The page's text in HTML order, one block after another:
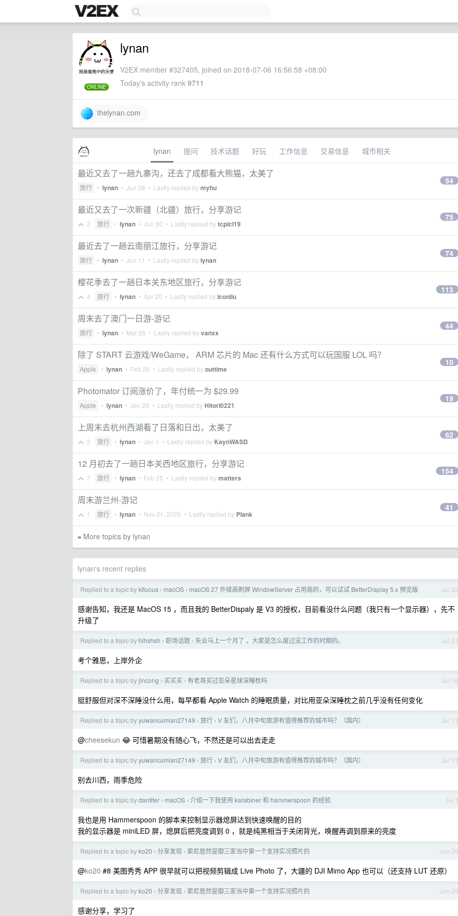
ONLINE
lynan
V2EX member #327405, joined on 2018-07-06 16:56:58 +08:00
Today's activity rank 9711
thelynan.com
lynan 提问 技术话题 好玩 工作信息 交易信息 城市相关
最近又去了一趟九寨沟，还去了成都看大熊猫，太美了
旅行 • lynan • Jun 28 • Lastly replied bymyhu
54
最近又去了一次新疆（北疆）旅行，分享游记
2 旅行 • lynan • Jun 30 • Lastly replied bytcpicl19
75
最近去了一趟云南丽江旅行，分享游记
旅行 • lynan • Jun 11 • Lastly replied bylynan
74
樱花季去了一趟日本关东地区旅行，分享游记
4 旅行 • lynan • Apr 20 • Lastly replied byiconliu
113
周末去了澳门一日游-游记
旅行 • lynan • Mar 26 • Lastly replied byvanxx
44
除了 START 云游戏/WeGame， ARM 芯片的 Mac 还有什么方式可以玩国服 LOL 吗？
Apple • lynan • Feb 26 • Lastly replied byouttime
10
Photomator 订阅涨价了，年付统一为 $29.99
Apple • lynan • Jan 28 • Lastly replied byHitori0221
19
上周末去杭州西湖看了日落和日出，太美了
2 旅行 • lynan • Jan 1 • Lastly replied by KaynWASD
62
12 月初去了一趟日本关西地区旅行，分享游记
7 旅行 • lynan • Feb 25 • Lastly replied bymatters
154
周末游兰州-游记
1 旅行 • lynan • Nov 21, 2025 • Lastly replied by Plank
41
» More topics by lynan
lynan's recent replies
Jul 22
Replied to a topic bykfluous › macOS › macOS 27 外接高刷屏 WindowServer 占用高的，可以试试 BetterDisplay 5.x 预览版
感谢告知，我还是 MacOS 15 ，而且我的 BetterDispaly 是 V3 的授权，目前看没什么问题（我只有一个显示器），先不
升级了
Jul 21
Replied to a topic by hlhshsh › 职场话题 › 失业马上一个月了 ，大家是怎么度过没工作的时期的。
考个雅思，上岸外企
Jul 16
Replied to a topic byjincong › 买买买 › 有老哥买过亚朵星球深睡枕吗
挺舒服但对深不深睡没什么用，每早都看 Apple Watch 的睡眠质量，对比用亚朵深睡枕之前几乎没有任何变化
Jul 13
Replied to a topic byyuwancumian27149 › 旅行 › V 友们，八月中旬旅游有值得推荐的城市吗？（国内）
@cheesekun 😂 可惜暑期没有随心飞，不然还是可以出去走走
Jul 13
Replied to a topic byyuwancumian27149 › 旅行 › V 友们，八月中旬旅游有值得推荐的城市吗？（国内）
别去川西，雨季危险
Jul 1
Replied to a topic bydantifer › macOS › 介绍一下我使用 karabiner 和 hammerspoon 的经验
我也是用 Hammerspoon 的脚本来控制显示器熄屏达到快速唤醒的目的
我的显示器是 miniLED 屏，熄屏后把亮度调到 0 ，就是纯黑相当于关闭背光，唤醒再调到原来的亮度
Jun 26
Replied to a topic byko20 › 分享发现 › 索尼居然是御三家当中第一个支持实况照片的
@ko20 #8 美图秀秀 APP 很早就可以把视频剪辑成 Live Photo 了，大疆的 DJI Mimo App 也可以（还支持 LUT 还原）
Jun 26
Replied to a topic byko20 › 分享发现 › 索尼居然是御三家当中第一个支持实况照片的
感谢分享，学习了